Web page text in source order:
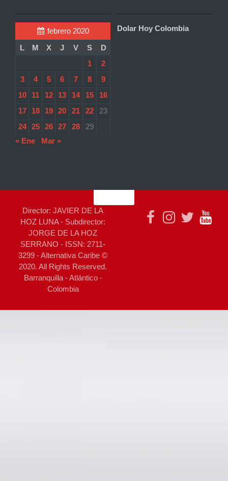
febrero 2020
L
M X J V S
D
1
2
3
4 5 6 7 8
9
10
11 12 13 14 15
16
17
18 19 20 21 22
23
24
25 26 27 28
29
« Ene
Mar »
Dolar Hoy Colombia
Director: JAVIER DE LA
HOZ LUNA - Subdirector:
JORGE DE LA HOZ
SERRANO - ISSN: 2711-
3299 - Alternativa Caribe ©
2020. All Rights Reserved.
Barranquilla - Atlántico -
Colombia